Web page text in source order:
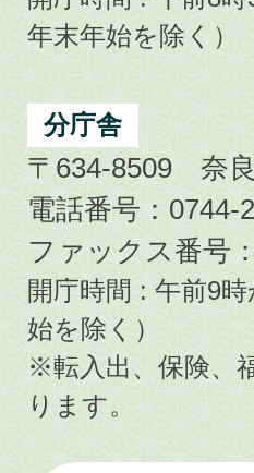
年末年始を除く）
分庁舎
〒634-8509 奈
電話番号：
ファックス番号
開庁時間 : 午前9
始を除く）
※転入出、保険、
ります。